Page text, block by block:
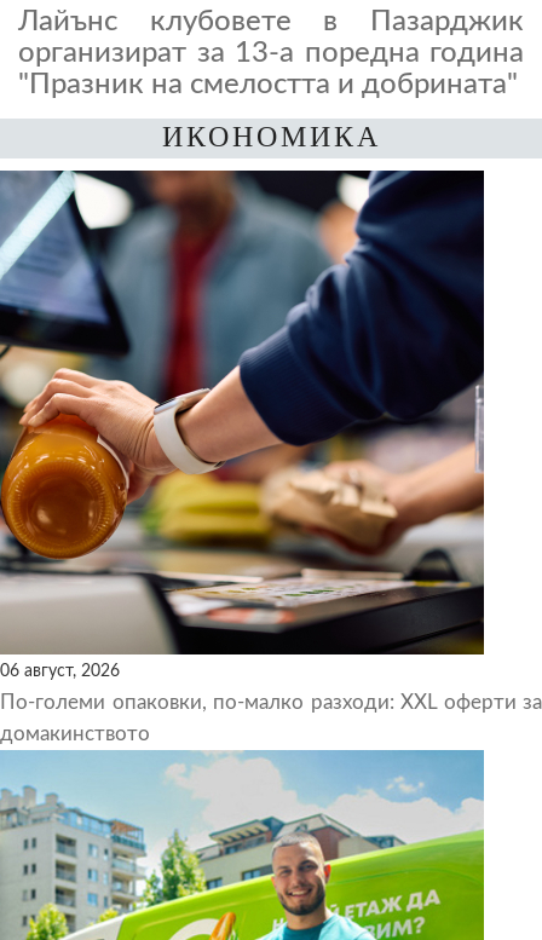
Лайънс клубовете в Пазарджик
организират за 13-а поредна година
"Празник на смелостта и добрината"
ИКОНОМИКА
06 август, 2026
По-големи опаковки, по-малко разходи: XXL оферти за
домакинството